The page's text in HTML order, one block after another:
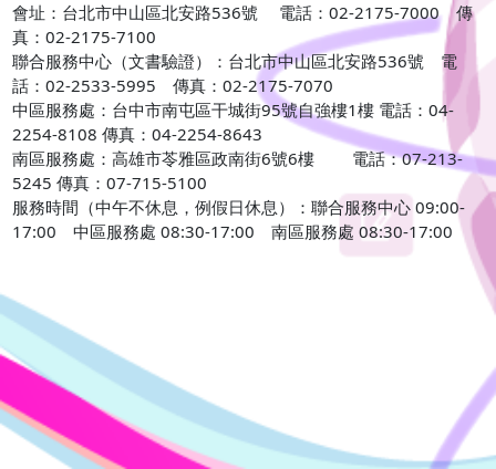
會址：台北市中山區北安路536號 電話：02-2175-7000 傳
真：02-2175-7100
聯合服務中心（文書驗證）：台北市中山區北安路536號 電
話：02-2533-5995 傳真：02-2175-7070
中區服務處：台中市南屯區干城街95號自強樓1樓 電話：04-
2254-8108 傳真：04-2254-8643
南區服務處：高雄市苓雅區政南街6號6樓 電話：07-213-
5245 傳真：07-715-5100
服務時間（中午不休息，例假日休息）：聯合服務中心 09:00-
17:00 中區服務處 08:30-17:00 南區服務處 08:30-17:00